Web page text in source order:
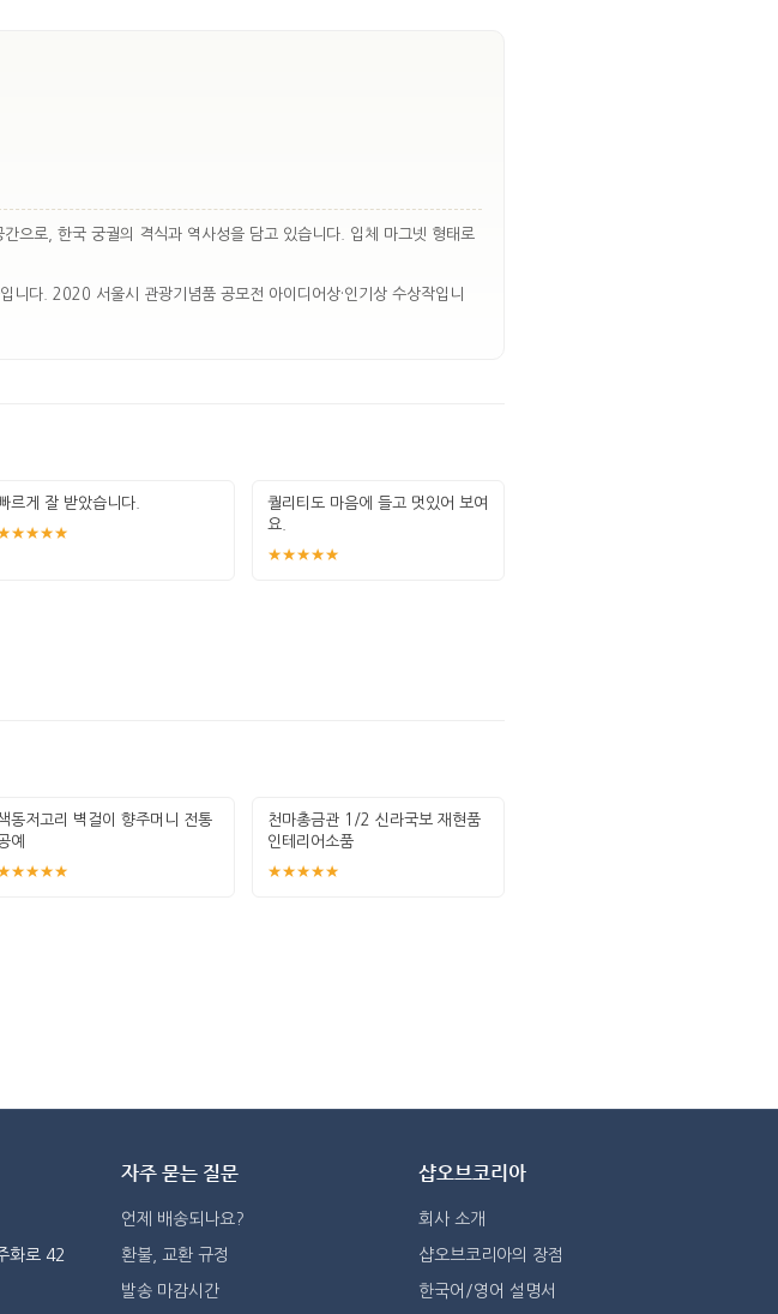
으로, 한국 궁궐의 격식과 역사성을 담고 있습니다. 입체 마그넷 형태로
니다. 2020 서울시 관광기념품 공모전 아이디어상·인기상 수상작입니
르게 잘 받았습니다.
퀄리티도 마음에 들고 멋있어 보여
요.
★★★★★
동저고리 벽걸이 향주머니 전통
예
천마총금관 1/2 신라국보 재현품
인테리어소품
★★★★★
화로 42
자주 묻는 질문
언제 배송되나요?
환불, 교환 규정
발송 마감시간
샵오브코리아
회사 소개
샵오브코리아의 장점
한국어/영어 설명서